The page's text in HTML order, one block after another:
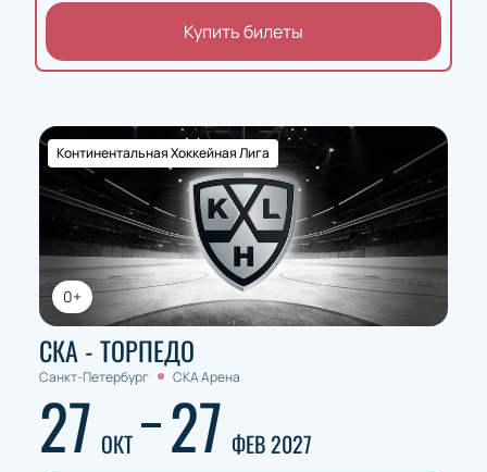
Купить билеты
0+
Континентальная Хоккейная Лига
СКА - ТОРПЕДО
Санкт-Петербург СКА Арена
27 ОКТ 27 ФЕВ 2027